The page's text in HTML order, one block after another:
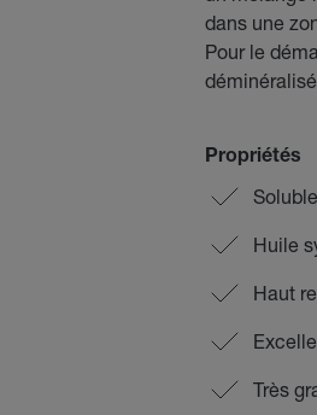
dans une
Pour le
Propriétés
Huile
Haut
Très